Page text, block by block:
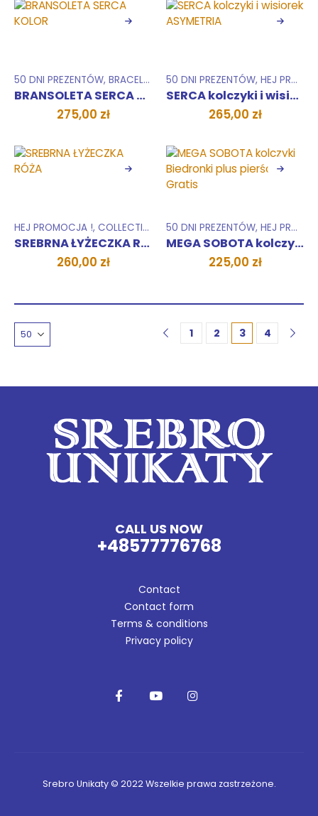
50 DNI PREZENTÓW, BRACELETS COLLECTIONS,ZESTAWY
BRANSOLETA SERCA KOLOR
275,00 zł
50 DNI PREZENTÓW, HEJ PROMOCJA !
SERCA kolczyki i wisiorek ASYMETRIA
265,00 zł
HEJ PROMOCJA !, COLLECTIONS ,RINGS,PENDANTS
SREBRNA ŁYŻECZKA RÓŻA
260,00 zł
50 DNI PREZENTÓW, HEJ PROMOCJA !
MEGA SOBOTA kolczyki Biedronki plus pierścień Gratis
225,00 zł
1 2 3 4
CALL US NOW
+48577776768
Contact
Contact form
Terms & conditions
Privacy policy
Srebro Unikaty © 2022 Wszelkie prawa zastrzeżone.